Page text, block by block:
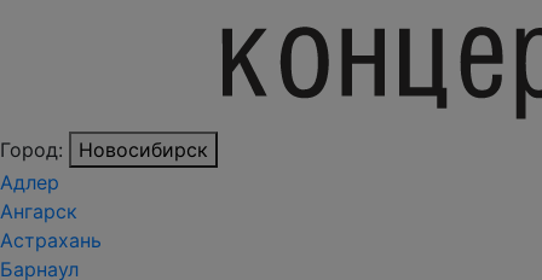
Город:
Новосибирск
Адлер
Ангарск
Астрахань
Барнаул